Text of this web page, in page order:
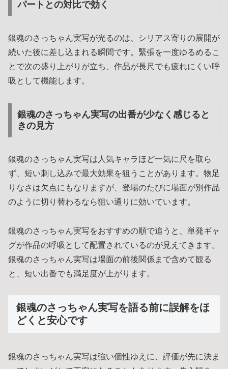
パートとの対比で効く
銀魂のさっちゃん実写が光るのは、シリアス寄りの展開が
続いた後に差し込まれる瞬間です。緊張を一度ゆるめるこ
とで次の盛り上がりが立ち、作品が長尺でも疲れにくい呼
吸として機能します。
銀魂のさっちゃん実写の出番が少なく感じると
きの見方
銀魂のさっちゃん実写は人気キャラほど一気に尺を取ら
ず、短い刺し込みで最大効果を狙うことがあります。物足
りなさは欠点にもなりますが、登場のたびに場面が別作品
のように切り替わるなら狙い通りに効いています。
銀魂のさっちゃん実写をおすすめの順で追うと、単発ギャ
グが作品の呼吸として配置されているのが見えてきます。
銀魂のさっちゃん実写は場面の前後関係まで含めて観る
と、短い出番でも満足度が上がります。
銀魂のさっちゃん実写を語る前に誤解をほ
どくと安心です
銀魂のさっちゃん実写は強い個性ゆえに、評価が先に決ま